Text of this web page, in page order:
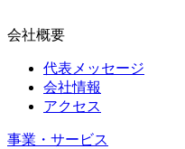
会社概要
代表メッセージ
会社情報
アクセス
事業・サービス